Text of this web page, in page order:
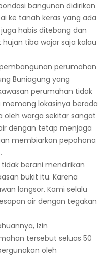
bangunan didirikan
ke tanah keras yang ada
habis ditebang dan
tiba wajar saja kalau
perumahan
Buniagung yang
perumahan tidak
lokasinya berada
oleh warga sekitar sangat
dengan tetap menjaga
membiarkan pepohona
berani mendirikan
bukit itu. Karena
longsor. Kami selalu
air dengan tegakan
Izin
tersebut seluas 50
oleh